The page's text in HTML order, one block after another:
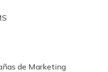
de Marketing